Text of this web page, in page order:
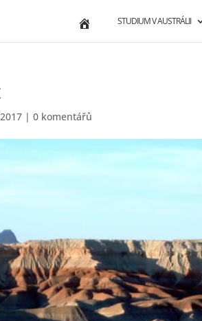
STUDIUM V AUSTRÁLII
|0 komentářů